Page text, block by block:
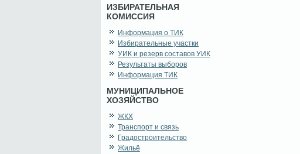
ИЗБИРАТЕЛЬНАЯ
КОМИССИЯ
Информация о ТИК
Избирательные участки
УИК и резерв составов УИК
Результаты выборов
Информация ТИК
МУНИЦИПАЛЬНОЕ
ХОЗЯЙСТВО
ЖКХ
Транспорт и связь
Градостроительство
Жильё